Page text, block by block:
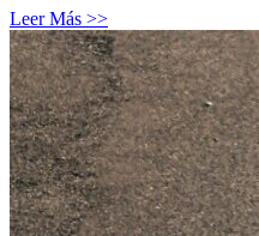
Leer Más >>